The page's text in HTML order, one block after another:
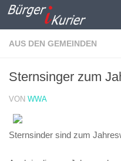
Zum Inhalt springen
AUS DEN GEMEINDEN
Sternsinger zum
VON WWA
Sternsinder sind zum